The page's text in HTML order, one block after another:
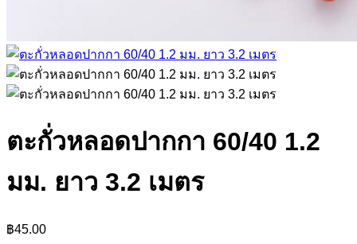
ตะกั่วหลอดปากกา 60/40 1.2
มม. ยาว 3.2 เมตร
฿45.00